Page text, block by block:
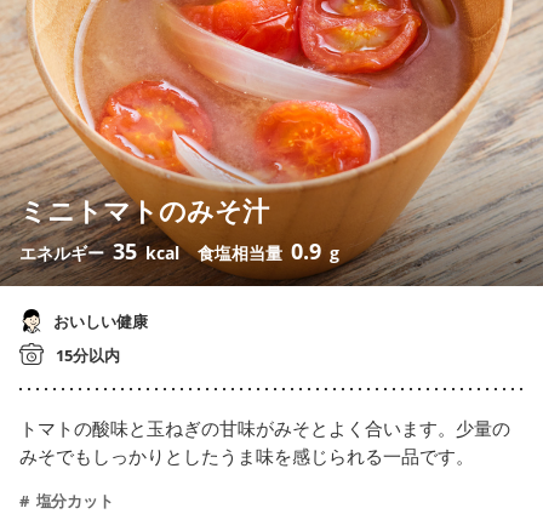
ミニトマトのみそ汁
エネルギー35 kcal 食塩相当量 0.9 g
おいしい健康
15分以内
トマトの酸味と玉ねぎの甘味がみそとよく合います。少量の
みそでもしっかりとしたうま味を感じられる一品です。
塩分カット